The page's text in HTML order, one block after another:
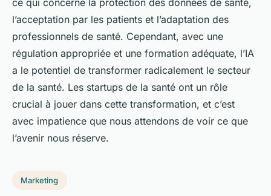
ce qui concerne la protection des données de santé,
l’acceptation par les patients et l’adaptation des
professionnels de santé. Cependant, avec une
régulation appropriée et une formation adéquate, l’IA
a le potentiel de transformer radicalement le secteur
de la santé. Les startups de la santé ont un rôle
crucial à jouer dans cette transformation, et c’est
avec impatience que nous attendons de voir ce que
l’avenir nous réserve.
Marketing